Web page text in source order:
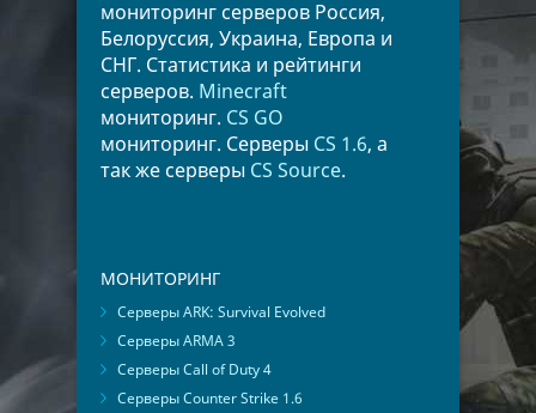
мониторинг серверов Россия,
Белоруссия, Украина, Европа и
СНГ. Статистика и рейтинги
серверов. Minecraft
мониторинг. CS GO
мониторинг. Серверы CS 1.6, а
так же серверы CS Source.
МОНИТОРИНГ
Серверы ARK: Survival Evolved
Серверы ARMA 3
Серверы Call of Duty 4
Серверы Counter Strike 1.6